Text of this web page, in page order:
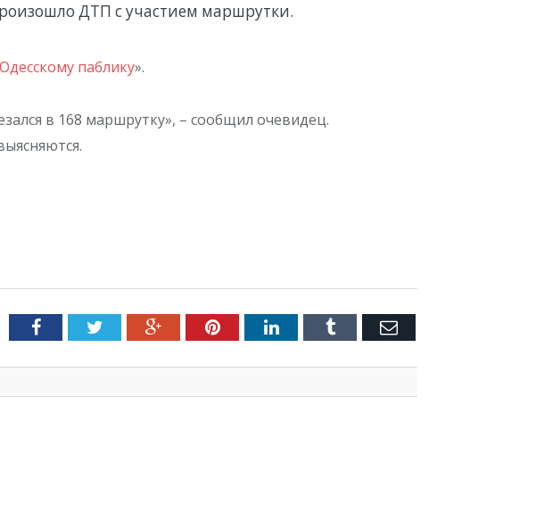
ДТП с участием маршрутки.
Одесскому паблику».
в 168 маршрутку», – сообщил очевидец.
FacebookTwitter Google+PinterestLinkedInTumblr Емейл